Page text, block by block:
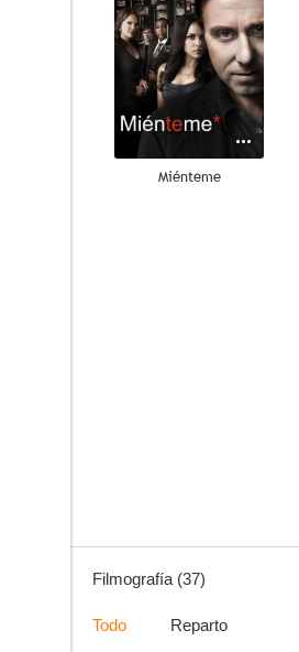
Miénteme
Filmografía (37)
Todo Reparto